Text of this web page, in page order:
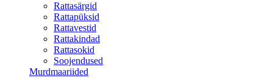
Rattasärgid
Rattapüksid
Rattavestid
Rattakindad
Rattasokid
Soojendused
Murdmaariided